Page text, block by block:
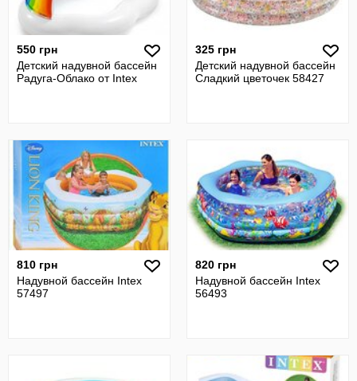
550 грн
Детский надувной бассейн
Радуга-Облако от Intex
325 грн
Детский надувной бассейн
Сладкий цветочек 58427
810 грн
Надувной бассейн Intex
57497
820 грн
Надувной бассейн Intex
56493